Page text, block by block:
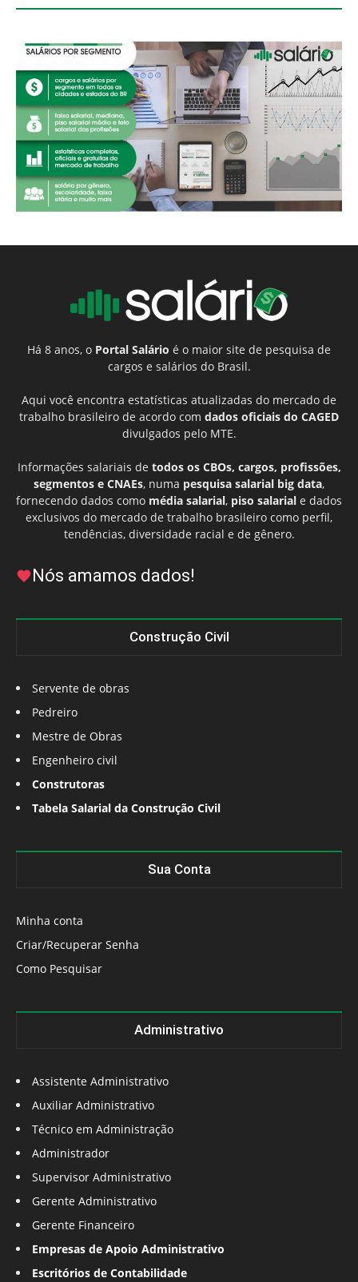
Há 8 anos, o Portal Salário é o maior site de pesquisa de
cargos e salários do Brasil.
Aqui você encontra estatísticas atualizadas do mercado de
trabalho brasileiro de acordo com dados oficiais do CAGED
divulgados pelo MTE.
Informações salariais de todos os CBOs, cargos, profissões,
segmentos e CNAEs, numa pesquisa salarial big data,
fornecendo dados como média salarial, piso salarial e dados
exclusivos do mercado de trabalho brasileiro como perfil,
tendências, diversidade racial e de gênero.
Nós amamos dados!
Construção Civil
Servente de obras
Pedreiro
Mestre de Obras
Engenheiro civil
Construtoras
Tabela Salarial da Construção Civil
Sua Conta
Minha conta
Criar/Recuperar Senha
Como Pesquisar
Administrativo
Assistente Administrativo
Auxiliar Administrativo
Técnico em Administração
Administrador
Supervisor Administrativo
Gerente Administrativo
Gerente Financeiro
Empresas de Apoio Administrativo
Escritórios de Contabilidade